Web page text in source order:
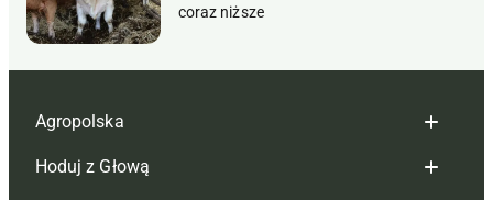
coraz niższe
Agropolska
Redakcja
Hoduj z Głową